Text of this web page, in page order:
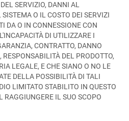
SERVIZIO, DANNI AL
O IL COSTO DEI SERVIZI
DA O IN CONNESSIONE CON
DI UTILIZZARE I
CONTRATTO, DANNO
DEL PRODOTTO,
LEGALE, E CHE SIANO O NO LE
DELLA POSSIBILITÀ DI TALI
LIMITATO STABILITO IN QUESTO
RAGGIUNGERE IL SUO SCOPO